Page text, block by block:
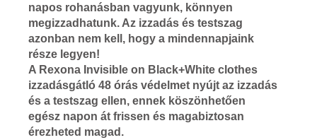
napos rohanásban vagyunk, könnyen
megizzadhatunk. Az izzadás és testszag
azonban nem kell, hogy a mindennapjaink
része legyen!
A Rexona Invisible on Black+White clothes
izzadásgátló 48 órás védelmet nyújt az izzadás
és a testszag ellen, ennek köszönhetően
egész napon át frissen és magabiztosan
érezheted magad.